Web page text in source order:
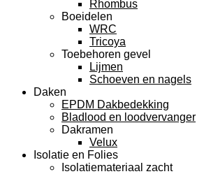
Rhombus
Boeidelen
WRC
Tricoya
Toebehoren gevel
Lijmen
Schoeven en nagels
Daken
EPDM Dakbedekking
Bladlood en loodvervanger
Dakramen
Velux
Isolatie en Folies
Isolatiemateriaal zacht